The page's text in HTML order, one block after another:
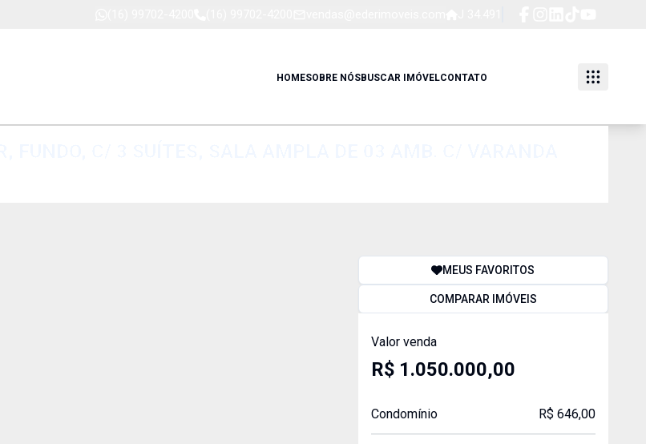
HOMESOBRE NÓSBUSCAR IMÓVELCONTATO
MEUS FAVORITOS
COMPARAR IMÓVEIS
Valor venda
R$ 1.050.000,00
Condomínio R$ 646,00